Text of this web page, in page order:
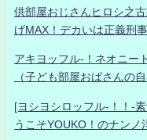
供部屋おじさんヒロシ之
げMAX！デカいは正義刑
アキヨッフル-！ネオニー
（子ども部屋おばさんの
[ヨシヨシロッフル-！！-
うこそYOUKO！のナンノ